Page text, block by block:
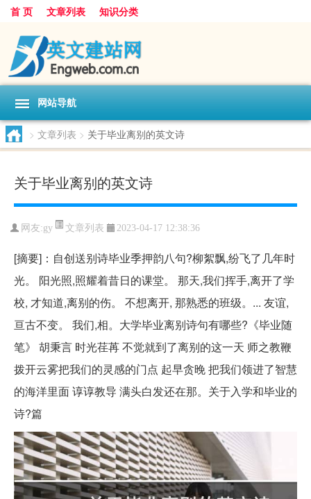
首 页 文章列表 知识分类
网站导航
> 文章列表 > 关于毕业离别的英文诗
关于毕业离别的英文诗
网友:gy 文章列表 2023-04-17 12:38:36
[摘要]：自创送别诗毕业季押韵八句?柳絮飘,纷飞了几年时
光。 阳光照,照耀着昔日的课堂。 那天,我们挥手,离开了学
校, 才知道,离别的伤。 不想离开, 那熟悉的班级。... 友谊,
亘古不变。 我们,相。大学毕业离别诗句有哪些?《毕业随
笔》 胡秉言 时光荏苒 不觉就到了离别的这一天 师之教鞭
拨开云雾把我们的灵感的门点 起早贪晚 把我们领进了智慧
的海洋里面 谆谆教导 满头白发还在那。关于入学和毕业的
诗?篇